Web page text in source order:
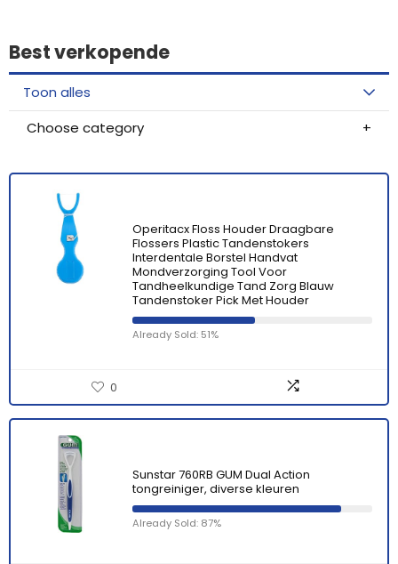
Best verkopende
Toon alles
Choose category
Operitacx Floss Houder Draagbare
Flossers Plastic Tandenstokers
Interdentale Borstel Handvat
Mondverzorging Tool Voor
Tandheelkundige Tand Zorg Blauw
Tandenstoker Pick Met Houder
Already Sold: 51%
0
Sunstar 760RB GUM Dual Action
tongreiniger, diverse kleuren
Already Sold: 87%